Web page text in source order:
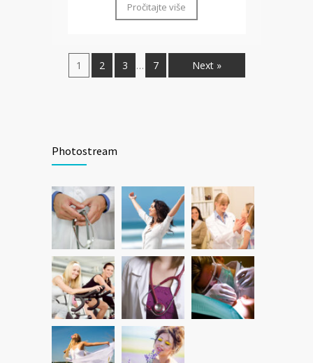
Pročitajte više
1 2 3 … 7 Next »
Photostream